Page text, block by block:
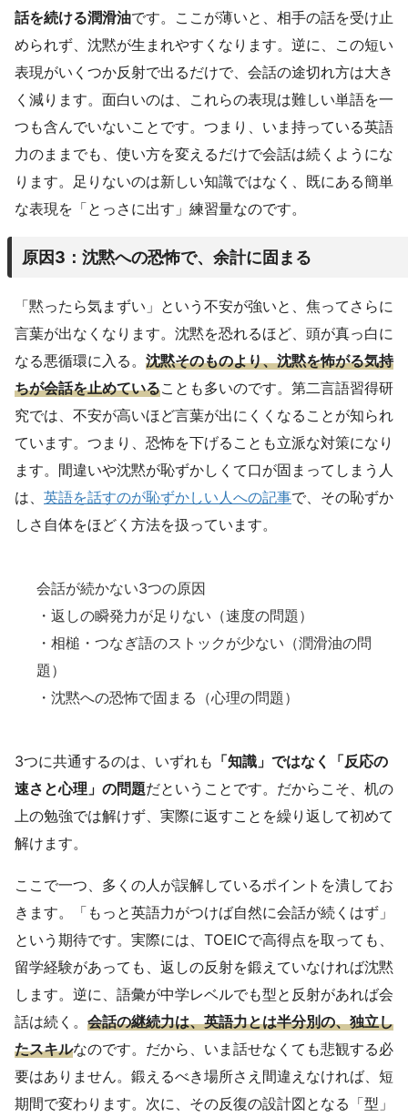
話を続ける潤滑油です。ここが薄いと、相手の話を受け止
められず、沈黙が生まれやすくなります。逆に、この短い
表現がいくつか反射で出るだけで、会話の途切れ方は大き
く減ります。面白いのは、これらの表現は難しい単語を一
つも含んでいないことです。つまり、いま持っている英語
力のままでも、使い方を変えるだけで会話は続くようにな
ります。足りないのは新しい知識ではなく、既にある簡単
な表現を「とっさに出す」練習量なのです。
原因3：沈黙への恐怖で、余計に固まる
「黙ったら気まずい」という不安が強いと、焦ってさらに
言葉が出なくなります。沈黙を恐れるほど、頭が真っ白に
なる悪循環に入る。 沈黙そのものより、沈黙を怖がる気持
ちが会話を止めていることも多いのです。第二言語習得研
究では、不安が高いほど言葉が出にくくなることが知られ
ています。つまり、恐怖を下げることも立派な対策になり
ます。間違いや沈黙が恥ずかしくて口が固まってしまう人
は、 英語を話すのが恥ずかしい人への記事で、その恥ずか
しさ自体をほどく方法を扱っています。
会話が続かない3つの原因
・返しの瞬発力が足りない（速度の問題）
・相槌・つなぎ語のストックが少ない（潤滑油の問
題）
・沈黙への恐怖で固まる（心理の問題）
3つに共通するのは、いずれも 「知識」ではなく「反応の
速さと心理」の問題だということです。だからこそ、机の
上の勉強では解けず、実際に返すことを繰り返して初めて
解けます。
ここで一つ、多くの人が誤解しているポイントを潰してお
きます。「もっと英語力がつけば自然に会話が続くはず」
という期待です。実際には、TOEICで高得点を取っても、
留学経験があっても、返しの反射を鍛えていなければ沈黙
します。逆に、語彙が中学レベルでも型と反射があれば会
話は続く。 会話の継続力は、英語力とは半分別の、独立し
たスキルなのです。だから、いま話せなくても悲観する必
要はありません。鍛えるべき場所さえ間違えなければ、短
期間で変わります。次に、その反復の設計図となる「型」